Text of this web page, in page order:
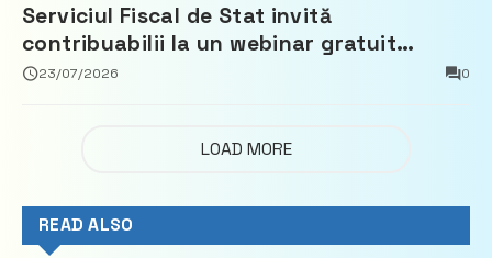
Serviciul Fiscal de Stat invită
contribuabilii la un webinar gratuit
privind calculul impozitului pe bunurile
23/07/2026 0
LOAD MORE
READ ALSO